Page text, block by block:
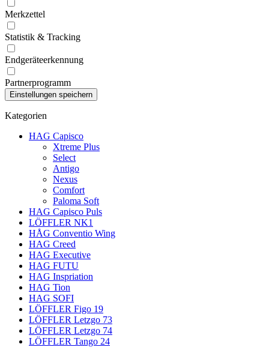
Merkzettel
Statistik & Tracking
Endgeräteerkennung
Partnerprogramm
Kategorien
HAG Capisco
Xtreme Plus
Select
Antigo
Nexus
Comfort
Paloma Soft
HAG Capisco Puls
LÖFFLER NK1
HÅG Conventio Wing
HAG Creed
HAG Executive
HAG FUTU
HAG Inspriation
HAG Tion
HAG SOFI
LÖFFLER Figo 19
LÖFFLER Letzgo 73
LÖFFLER Letzgo 74
LÖFFLER Tango 24